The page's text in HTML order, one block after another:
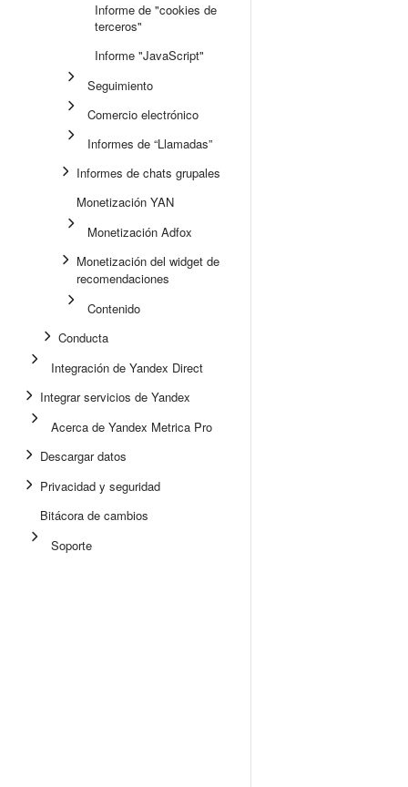
Informe de "cookies de
terceros"
Informe "JavaScript"
Seguimiento
Comercio electrónico
Informes de “Llamadas”
Informes de chats grupales
Monetización YAN
Monetización Adfox
Monetización del widget de
recomendaciones
Contenido
Conducta
Integración de Yandex Direct
Integrar servicios de Yandex
Acerca de Yandex Metrica Pro
Descargar datos
Privacidad y seguridad
Bitácora de cambios
Soporte